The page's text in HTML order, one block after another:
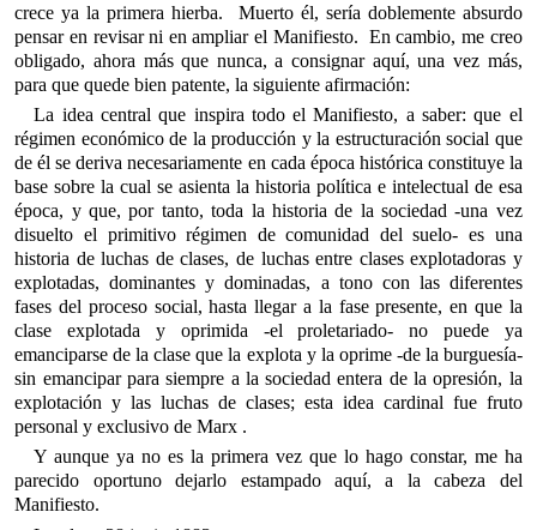
crece ya la primera hierba. Muerto él, sería doblemente absurdo
pensar en revisar ni en ampliar el Manifiesto. En cambio, me creo
obligado, ahora más que nunca, a consignar aquí, una vez más,
para que quede bien patente, la siguiente afirmación:
La idea central que inspira todo el Manifiesto, a saber: que el
régimen económico de la producción y la estructuración social que
de él se deriva necesariamente en cada época histórica constituye la
base sobre la cual se asienta la historia política e intelectual de esa
época, y que, por tanto, toda la historia de la sociedad -una vez
disuelto el primitivo régimen de comunidad del suelo- es una
historia de luchas de clases, de luchas entre clases explotadoras y
explotadas, dominantes y dominadas, a tono con las diferentes
fases del proceso social, hasta llegar a la fase presente, en que la
clase explotada y oprimida -el proletariado- no puede ya
emanciparse de la clase que la explota y la oprime -de la burguesía-
sin emancipar para siempre a la sociedad entera de la opresión, la
explotación y las luchas de clases; esta idea cardinal fue fruto
personal y exclusivo de Marx .
Y aunque ya no es la primera vez que lo hago constar, me ha
parecido oportuno dejarlo estampado aquí, a la cabeza del
Manifiesto.